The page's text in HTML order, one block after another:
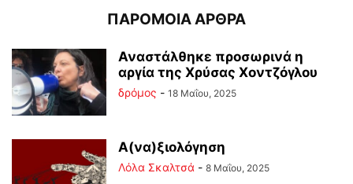
ΠΑΡΟΜΟΙΑ ΑΡΘΡΑ
Αναστάλθηκε προσωρινά η
αργία της Χρύσας Χοντζόγλου
δρόμος - 18 Μαΐου, 2025
Α(να)ξιολόγηση
Λόλα Σκαλτσά - 8 Μαΐου, 2025